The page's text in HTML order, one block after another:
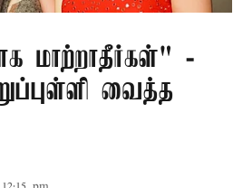
மாற்றாதீர்கள்" -
வைத்த